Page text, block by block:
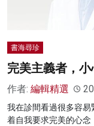
書海尋珍
完美主義者，
作者: 編輯精選
我在診間看過很多容
着自我要求完美的心